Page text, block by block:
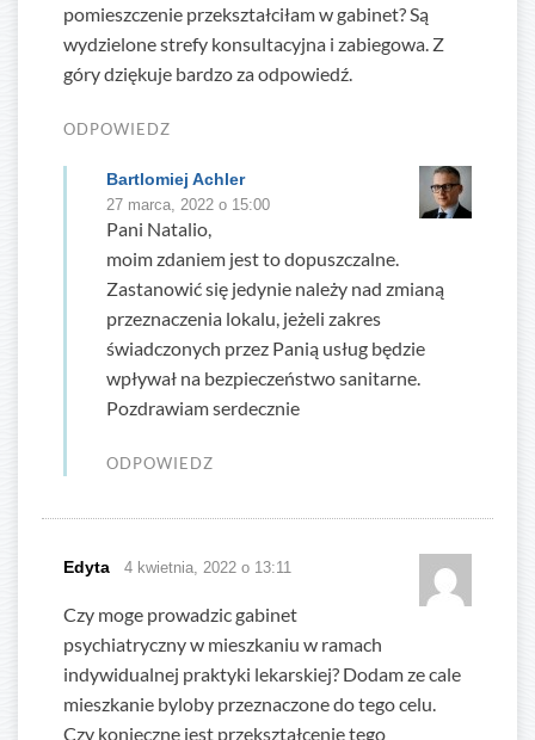
pomieszczenie przekształciłam w gabinet? Są
wydzielone strefy konsultacyjna i zabiegowa. Z
góry dziękuje bardzo za odpowiedź.
ODPOWIEDZ
Bartlomiej Achler
27 marca, 2022 o 15:00
Pani Natalio,
moim zdaniem jest to dopuszczalne.
Zastanowić się jedynie należy nad zmianą
przeznaczenia lokalu, jeżeli zakres
świadczonych przez Panią usług będzie
wpływał na bezpieczeństwo sanitarne.
Pozdrawiam serdecznie
ODPOWIEDZ
Edyta 4 kwietnia, 2022 o 13:11
Czy moge prowadzic gabinet
psychiatryczny w mieszkaniu w ramach
indywidualnej praktyki lekarskiej? Dodam ze cale
mieszkanie byloby przeznaczone do tego celu.
Czy konieczne jest przekształcenie tego